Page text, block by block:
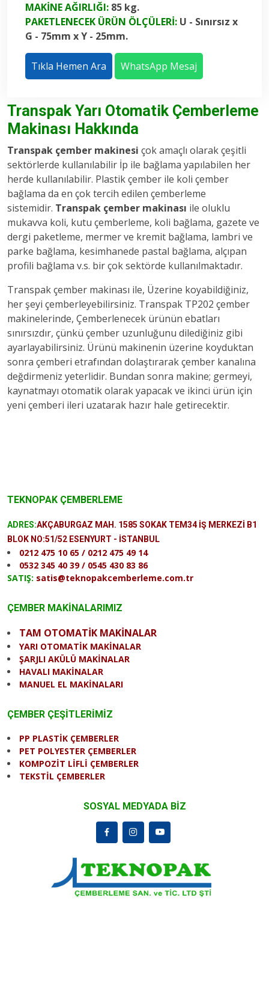
MAKİNE AĞIRLIĞI: 85 kg.
PAKETLENECEK ÜRÜN ÖLÇÜLERİ: U - Sınırsız x
G - 75mm x Y - 25mm.
Tıkla Hemen Ara WhatsApp Mesaj
Transpak Yarı Otomatik Çemberleme
Makinası Hakkında
Transpak çember makinesi çok amaçlı olarak çeşitli
sektörlerde kullanılabilir İp ile bağlama yapılabilen her
herde kullanılabilir. Plastik çember ile koli çember
bağlama da en çok tercih edilen çemberleme
sistemidir. Transpak çember makinası ile oluklu
mukavva koli, kutu çemberleme, koli bağlama, gazete ve
dergi paketleme, mermer ve kremit bağlama, lambri ve
parke bağlama, kesimhanede pastal bağlama, alçıpan
profili bağlama v.s. bir çok sektörde kullanılmaktadır.
Transpak çember makinası ile, Üzerine koyabildiğiniz,
her şeyi çemberleyebilirsiniz. Transpak TP202 çember
makinelerinde, Çemberlenecek ürünün ebatları
sınırsızdır, çünkü çember uzunluğunu dilediğiniz gibi
ayarlayabilirsiniz. Ürünü makinenin üzerine koyduktan
sonra çemberi etrafından dolaştırarak çember kanalına
değdirmeniz yeterlidir. Bundan sonra makine; germeyi,
kaynatmayı otomatik olarak yapacak ve ikinci ürün için
yeni çemberi ileri uzatarak hazır hale getirecektir.
TEKNOPAK ÇEMBERLEME
ADRES:AKÇABURGAZ MAH. 1585 SOKAK TEM34 İŞ MERKEZİ B1
BLOK NO:51/52 ESENYURT - İSTANBUL
0212 475 10 65 / 0212 475 49 14
0532 345 40 39 / 0545 430 83 86
SATIŞ: satis@teknopakcemberleme.com.tr
ÇEMBER MAKİNALARIMIZ
TAM OTOMATİK MAKİNALAR
YARI OTOMATİK MAKİNALAR
ŞARJLI AKÜLÜ MAKİNALAR
HAVALI MAKİNALAR
MANUEL EL MAKİNALARI
ÇEMBER ÇEŞİTLERİMİZ
PP PLASTİK ÇEMBERLER
PET POLYESTER ÇEMBERLER
KOMPOZİT LİFLİ ÇEMBERLER
TEKSTİL ÇEMBERLER
SOSYAL MEDYADA BİZ